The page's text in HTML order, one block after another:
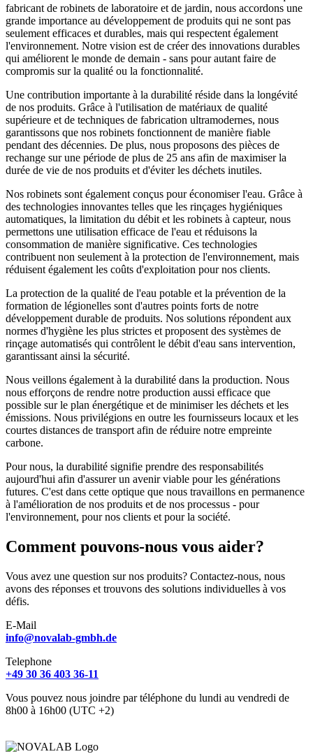
fabricant de robinets de laboratoire et de jardin, nous accordons une
grande importance au développement de produits qui ne sont pas
seulement efficaces et durables, mais qui respectent également
l'environnement. Notre vision est de créer des innovations durables
qui améliorent le monde de demain - sans pour autant faire de
compromis sur la qualité ou la fonctionnalité.
Une contribution importante à la durabilité réside dans la longévité
de nos produits. Grâce à l'utilisation de matériaux de qualité
supérieure et de techniques de fabrication ultramodernes, nous
garantissons que nos robinets fonctionnent de manière fiable
pendant des décennies. De plus, nous proposons des pièces de
rechange sur une période de plus de 25 ans afin de maximiser la
durée de vie de nos produits et d'éviter les déchets inutiles.
Nos robinets sont également conçus pour économiser l'eau. Grâce à
des technologies innovantes telles que les rinçages hygiéniques
automatiques, la limitation du débit et les robinets à capteur, nous
permettons une utilisation efficace de l'eau et réduisons la
consommation de manière significative. Ces technologies
contribuent non seulement à la protection de l'environnement, mais
réduisent également les coûts d'exploitation pour nos clients.
La protection de la qualité de l'eau potable et la prévention de la
formation de légionelles sont d'autres points forts de notre
développement durable de produits. Nos solutions répondent aux
normes d'hygiène les plus strictes et proposent des systèmes de
rinçage automatisés qui contrôlent le débit d'eau sans intervention,
garantissant ainsi la sécurité.
Nous veillons également à la durabilité dans la production. Nous
nous efforçons de rendre notre production aussi efficace que
possible sur le plan énergétique et de minimiser les déchets et les
émissions. Nous privilégions en outre les fournisseurs locaux et les
courtes distances de transport afin de réduire notre empreinte
carbone.
Pour nous, la durabilité signifie prendre des responsabilités
aujourd'hui afin d'assurer un avenir viable pour les générations
futures. C'est dans cette optique que nous travaillons en permanence
à l'amélioration de nos produits et de nos processus - pour
l'environnement, pour nos clients et pour la société.
Comment pouvons-nous vous aider?
Vous avez une question sur nos produits? Contactez-nous, nous
avons des réponses et trouvons des solutions individuelles à vos
défis.
E-Mail
info@novalab-gmbh.de
Telephone
+49 30 36 403 36-11
Vous pouvez nous joindre par téléphone du lundi au vendredi de
8h00 à 16h00 (UTC +2)